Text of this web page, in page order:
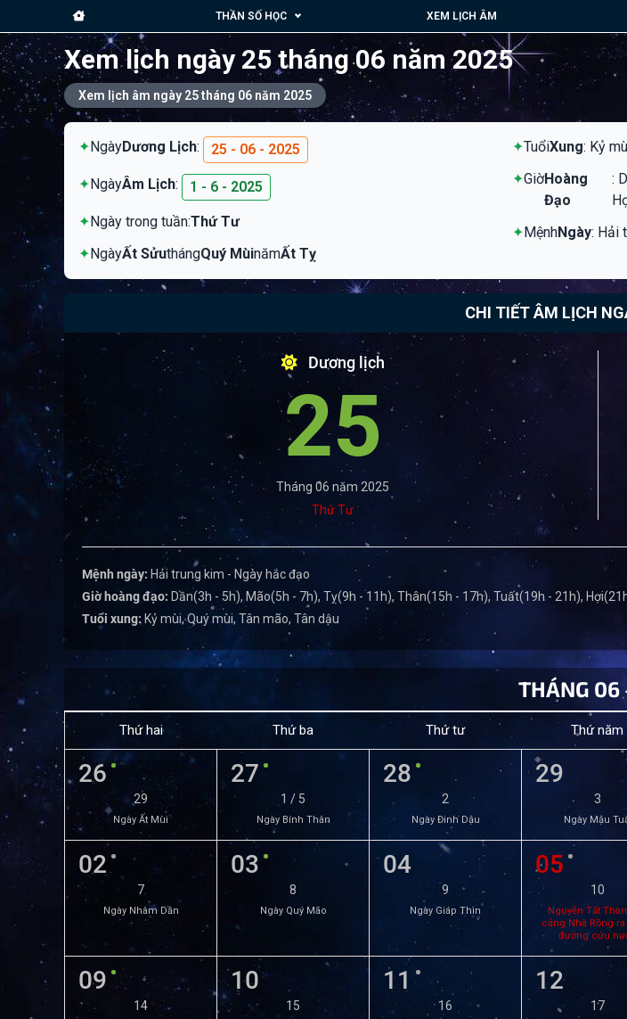
THẦN SỐ HỌC XEM LỊCH ÂM
Xem lịch ngày 25 tháng 06 năm 2025
Xem lịch âm ngày 25 tháng 06 năm 2025
✦NgàyDương Lịch: 25 - 06 - 2025
✦NgàyÂm Lịch: 1 - 6 - 2025
✦Ngày trong tuần:Thứ Tư
✦NgàyẤt SửuthángQuý MùinămẤt Tỵ
✦TuổiXung: Kỷ
✦GiờHoàng
Đạo
:
✦MệnhNgày: Hải
CHI TIẾT ÂM LỊCH
Dương lịch
25
Tháng 06 năm 2025
Thứ Tư
Mệnh ngày: Hải trung kim - Ngày hắc đạo
Giờ hoàng đạo: Dần(3h - 5h), Mão(5h - 7h), Tỵ(9h - 11h), Thân(15h - 17h), Tuất(19h - 21h),
Tuổi xung: Kỷ mùi, Quý mùi, Tân mão, Tân dậu
THÁNG
Thứ hai Thứ ba Thứ tư Thứ năm
26
29
Ngày Ất Mùi
27
1 / 5
Ngày Bính Thân
28
2
Ngày Đinh Dậu
29
3
Ngày Mậu
02
7
Ngày Nhâm Dần
03
8
Ngày Quý Mão
04
9
Ngày Giáp Thìn
05
10
Nguyễn Tất
cảng Nhà Rồng
đường cứu
09
14
10
15
11
16
12
17